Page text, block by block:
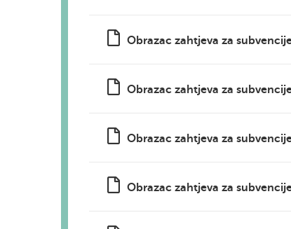
Obrazac zahtjeva za
Obrazac zahtjeva za
Obrazac zahtjeva za
Obrazac zahtjeva za